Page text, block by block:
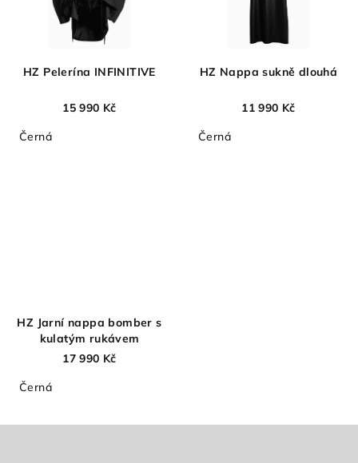
HZ Pelerína INFINITIVE
15 990 Kč
Černá
HZ Nappa sukně dlouhá
11 990 Kč
Černá
HZ Jarní nappa bomber s
kulatým rukávem
17 990 Kč
Černá